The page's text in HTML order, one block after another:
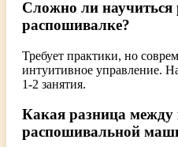
Сложно ли научиться
распошивалке?
Требует практики, но
интуитивное управление.
1-2 занятия.
Какая разница между
распошивальной